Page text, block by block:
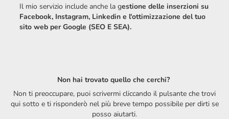
Il mio servizio include anche la gestione delle inserzioni su
Facebook, Instagram, Linkedin e l'ottimizzazione del tuo
sito web per Google (SEO E SEA).
Non hai trovato quello che cerchi?
Non ti preoccupare, puoi scrivermi cliccando il pulsante che trovi
qui sotto e ti risponderò nel più breve tempo possibile per dirti se
posso aiutarti.